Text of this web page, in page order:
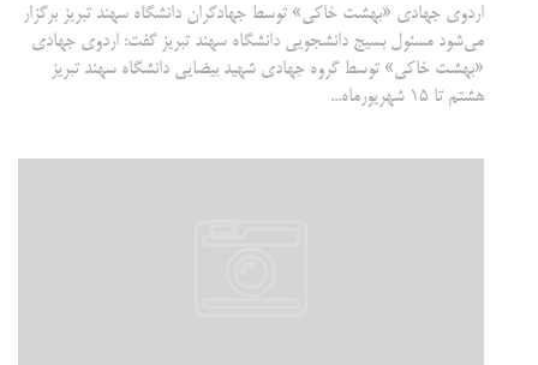
اردوی جهادی «بهشت خاکی» توسط جهادگران دانشگاه سهند تبریز برگزار
می‌شود مسئول بسیج دانشجویی دانشگاه سهند تبریز گفت: اردوی جهادی
«بهشت خاکی» توسط گروه جهادی شهید بیضایی دانشگاه سهند تبریز
هشتم تا ۱۵ شهریورماه...